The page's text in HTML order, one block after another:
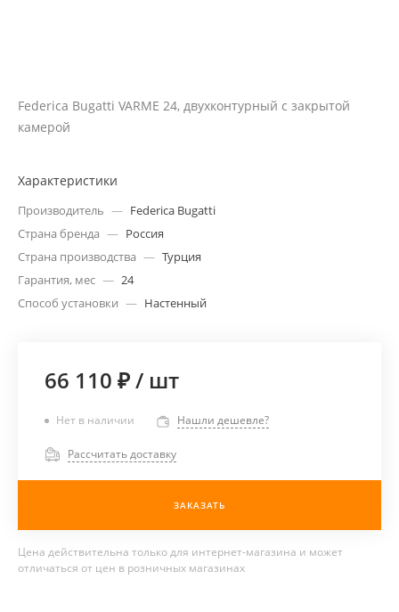
Federica Bugatti VARME 24, двухконтурный с закрытой
камерой
Характеристики
Производитель — Federica Bugatti
Страна бренда — Россия
Страна производства — Турция
Гарантия, мес — 24
Способ установки — Настенный
66 110 ₽/ шт
Нет в наличии Нашли дешевле?
Рассчитать доставку
ЗАКАЗАТЬ
Цена действительна только для интернет-магазина и может
отличаться от цен в розничных магазинах